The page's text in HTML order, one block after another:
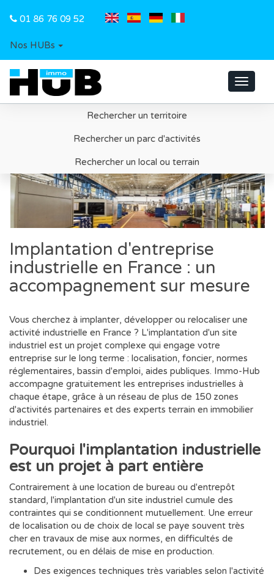
01 86 76 09 52
Nos HUBs
Toggle
Rechercher un territoire
Rechercher un parc d'activités
Rechercher un local ou terrain
Implantation d'entreprise
industrielle en France : un
accompagnement sur mesure
Vous cherchez à implanter, développer ou relocaliser une
activité industrielle en France ? L'implantation d'un site
industriel est un projet complexe qui engage votre
entreprise sur le long terme : localisation, foncier, normes
réglementaires, bassin d'emploi, aides publiques. Immo-Hub
accompagne gratuitement les entreprises industrielles à
chaque étape, grâce à un réseau de plus de 150 zones
d'activités partenaires et des experts terrain en immobilier
industriel.
Pourquoi l'implantation industrielle
est un projet à part entière
Contrairement à une location de bureau ou d'entrepôt
standard, l'implantation d'un site industriel cumule des
contraintes qui se conditionnent mutuellement. Une erreur
de localisation ou de choix de local se paye souvent très
cher en travaux de mise aux normes, en difficultés de
recrutement, ou en délais de mise en production.
Des exigences techniques très variables selon l'activité